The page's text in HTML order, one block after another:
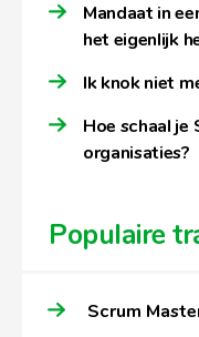
Mandaat in
het eigenlijk
Ik knok niet
Hoe schaal
organisaties?
Populaire
Scrum